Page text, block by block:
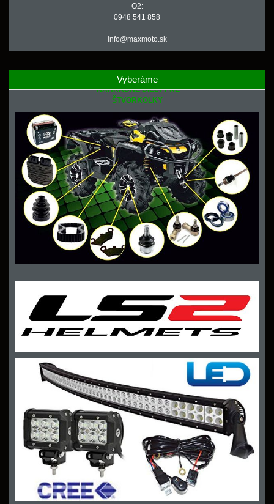
O2:
0948 541 858
info@maxmoto.sk
Vyberáme
NÁHRADNÉ DIELY PRE
ŠTVORKOLKY